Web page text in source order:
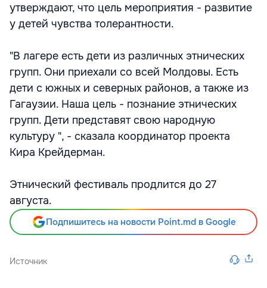
утверждают, что цель мероприятия - развитие
у детей чувства толерантности.
"В лагере есть дети из различных этнических
групп. Они приехали со всей Молдовы. Есть
дети с южных и северных районов, а также из
Гагаузии. Наша цель - познание этнических
групп. Дети представят свою народную
культуру ", - сказала координатор проекта
Кира Крейдерман.
Этнический фестиваль продлится до 27
августа.
Подпишитесь на новости Point.md в Google
Источник